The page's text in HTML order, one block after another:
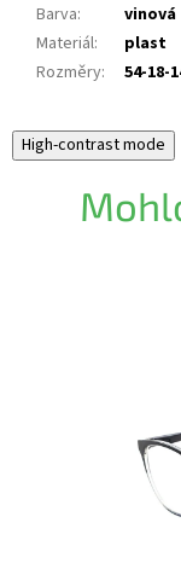
Barva:
vinová
Materiál:
plast
Rozměry: 54-18-
High-contrast mode